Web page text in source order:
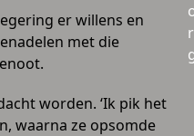
er willens en
met die
worden. ‘Ik pik het
waarna ze opsomde